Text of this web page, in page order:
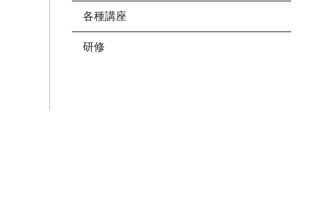
各種講座
研修